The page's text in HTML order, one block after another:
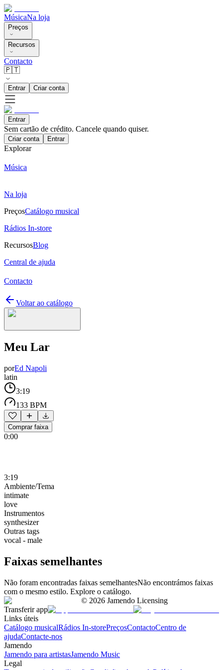
MúsicaNa loja
Preços
Recursos
Contacto
🇵🇹
Entrar Criar conta
Entrar
Sem cartão de crédito. Cancele quando quiser.
Criar conta Entrar
Explorar
Música
Na loja
PreçosCatálogo musical
Rádios In-store
RecursosBlog
Central de ajuda
Contacto
Voltar ao catálogo
Meu Lar
porEd Napoli
latin
3:19
133 BPM
Comprar faixa
0:00
3:19
Ambiente/Tema
intimate
love
Instrumentos
synthesizer
Outras tags
vocal - male
Faixas semelhantes
Não foram encontradas faixas semelhantesNão encontrámos faixas
com o mesmo estilo. Explore o catálogo.
© 2026 Jamendo Licensing
Transferir app
Links úteis
Catálogo musicalRádios In-storePreçosContactoCentro de
ajudaContacte-nos
Jamendo
Jamendo para artistasJamendo Music
Legal